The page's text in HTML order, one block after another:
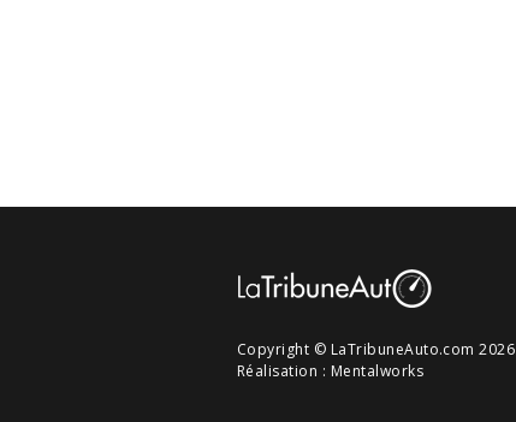
Copyright © LaTribuneAuto.com 2026
Réalisation : Mentalworks